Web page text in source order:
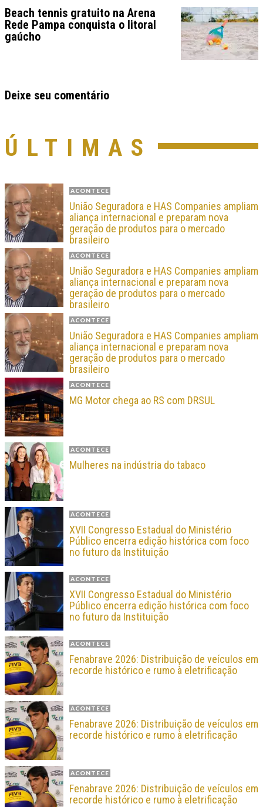
Beach tennis gratuito na Arena
Rede Pampa conquista o litoral
gaúcho
Deixe seu comentário
ÚLTIMAS
ACONTECE
União Seguradora e HAS Companies ampliam
aliança internacional e preparam nova
geração de produtos para o mercado
brasileiro
ACONTECE
União Seguradora e HAS Companies ampliam
aliança internacional e preparam nova
geração de produtos para o mercado
brasileiro
ACONTECE
União Seguradora e HAS Companies ampliam
aliança internacional e preparam nova
geração de produtos para o mercado
brasileiro
ACONTECE
MG Motor chega ao RS com DRSUL
ACONTECE
Mulheres na indústria do tabaco
ACONTECE
XVII Congresso Estadual do Ministério
Público encerra edição histórica com foco
no futuro da Instituição
ACONTECE
XVII Congresso Estadual do Ministério
Público encerra edição histórica com foco
no futuro da Instituição
ACONTECE
Fenabrave 2026: Distribuição de veículos em
recorde histórico e rumo à eletrificação
ACONTECE
Fenabrave 2026: Distribuição de veículos em
recorde histórico e rumo à eletrificação
ACONTECE
Fenabrave 2026: Distribuição de veículos em
recorde histórico e rumo à eletrificação